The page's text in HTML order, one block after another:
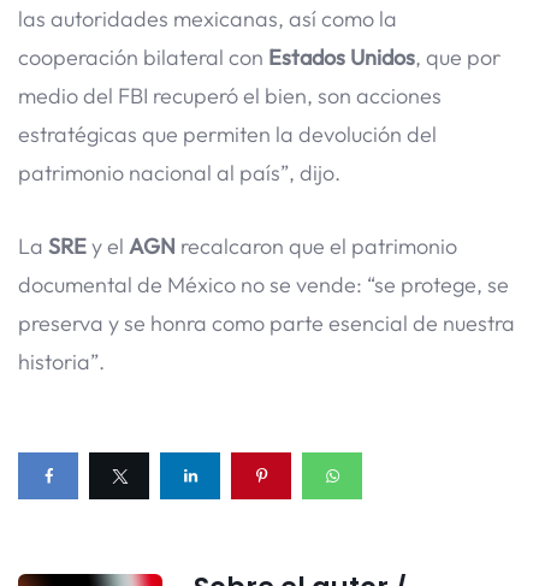
las autoridades mexicanas, así como la
cooperación bilateral con Estados Unidos, que por
medio del FBI recuperó el bien, son acciones
estratégicas que permiten la devolución del
patrimonio nacional al país”, dijo.
La SREy el AGN recalcaron que el patrimonio
documental de México no se vende: “se protege, se
preserva y se honra como parte esencial de nuestra
historia”.